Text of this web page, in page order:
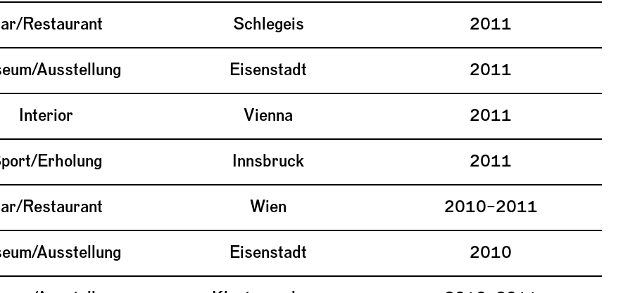
Restaurant Schlegeis 2011
Ausstellung Eisenstadt 2011
Interior Vienna 2011
Erholung Innsbruck 2011
Restaurant Wien 2010–2011
Ausstellung Eisenstadt 2010